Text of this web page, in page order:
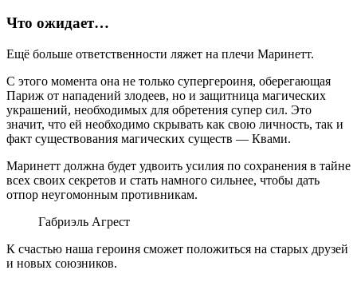
Что ожидает…
Ещё больше ответственности ляжет на плечи Маринетт.
С этого момента она не только супергероиня, оберегающая
Париж от нападений злодеев, но и защитница магических
украшений, необходимых для обретения супер сил. Это
значит, что ей необходимо скрывать как свою личность, так и
факт существования магических существ — Квами.
Маринетт должна будет удвоить усилия по сохранения в тайне
всех своих секретов и стать намного сильнее, чтобы дать
отпор неугомонным противникам.
Габриэль Агрест
К счастью наша героиня сможет положиться на старых друзей
и новых союзников.